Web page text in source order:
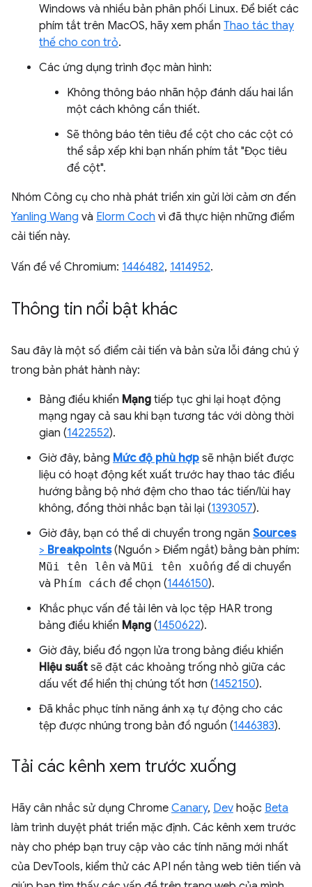
Windows và nhiều bản phân phối Linux. Để biết các
phím tắt trên MacOS, hãy xem phần Thao tác thay
thế cho con trỏ.
Các ứng dụng trình đọc màn hình:
Không thông báo nhãn hộp đánh dấu hai lần
một cách không cần thiết.
Sẽ thông báo tên tiêu đề cột cho các cột có
thể sắp xếp khi bạn nhấn phím tắt "Đọc tiêu
đề cột".
Nhóm Công cụ cho nhà phát triển xin gửi lời cảm ơn đến
Yanling Wang và Elorm Coch vì đã thực hiện những điểm
cải tiến này.
Vấn đề về Chromium: 1446482, 1414952.
Thông tin nổi bật khác
Sau đây là một số điểm cải tiến và bản sửa lỗi đáng chú ý
trong bản phát hành này:
Bảng điều khiển Mạng tiếp tục ghi lại hoạt động
mạng ngay cả sau khi bạn tương tác với dòng thời
gian (1422552).
Giờ đây, bảng Mức độ phù hợp sẽ nhận biết được
liệu có hoạt động kết xuất trước hay thao tác điều
hướng bằng bộ nhớ đệm cho thao tác tiến/lùi hay
không, đồng thời nhắc bạn tải lại (1393057).
Giờ đây, bạn có thể di chuyển trong ngăn Sources
> Breakpoints(Nguồn > Điểm ngắt) bằng bàn phím:
Mũi tên lên và Mũi tên xuống để di chuyển
và Phím cách để chọn (1446150).
Khắc phục vấn đề tải lên và lọc tệp HAR trong
bảng điều khiển Mạng (1450622).
Giờ đây, biểu đồ ngọn lửa trong bảng điều khiển
Hiệu suất sẽ đặt các khoảng trống nhỏ giữa các
dấu vết để hiển thị chúng tốt hơn (1452150).
Đã khắc phục tính năng ánh xạ tự động cho các
tệp được nhúng trong bản đồ nguồn (1446383).
Tải các kênh xem trước xuống
Hãy cân nhắc sử dụng Chrome Canary, Dev hoặc Beta
làm trình duyệt phát triển mặc định. Các kênh xem trước
này cho phép bạn truy cập vào các tính năng mới nhất
của DevTools, kiểm thử các API nền tảng web tiên tiến và